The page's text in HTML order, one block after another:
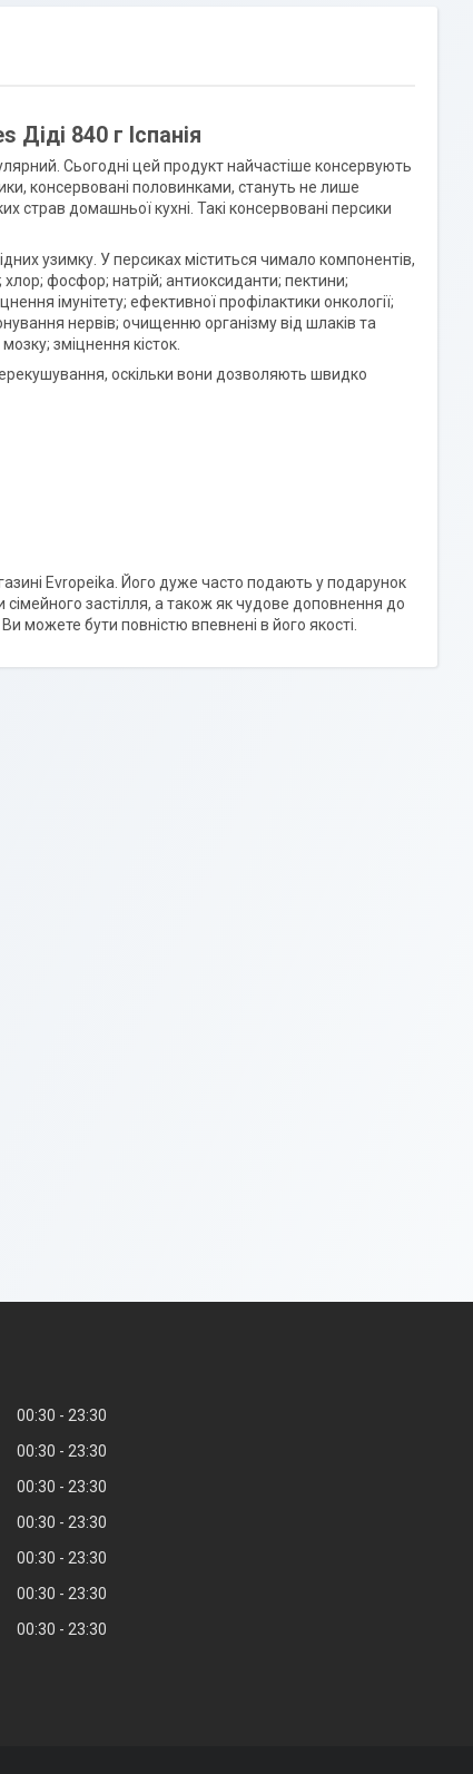
840 г Іспанія
Сьогодні цей продукт найчастіше консервують
консервовані половинками, стануть не лише
домашньої кухні. Такі консервовані персики
узимку. У персиках міститься чимало компонентів,
хлор; фосфор; натрій; антиоксиданти; пектини;
імунітету; ефективної профілактики онкології;
нервів; очищенню організму від шлаків та
зміцнення кісток.
оскільки вони дозволяють швидко
Evropeika. Його дуже часто подають у подарунок
сімейного застілля, а також як чудове доповнення до
можете бути повністю впевнені в його якості.
00:30
23:30
00:30
23:30
00:30
23:30
00:30
23:30
00:30
23:30
00:30
23:30
00:30 23:30